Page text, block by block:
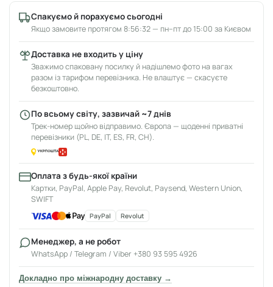
Спакуємо й порахуємо сьогодні
Якщо замовите протягом 8:56:32 — пн–пт до 15:00 за Києвом
Доставка не входить у ціну
Зважимо спаковану посилку й надішлемо фото на вагах
разом із тарифом перевізника. Не влаштує — скасуєте
безкоштовно.
По всьому світу, зазвичай ~7 днів
Трек-номер щойно відправимо. Європа — щоденні приватні
перевізники (PL, DE, IT, ES, FR, CH).
Оплата з будь-якої країни
Картки, PayPal, Apple Pay, Revolut, Paysend, Western Union,
SWIFT
PayPal Revolut
Менеджер, а не робот
WhatsApp / Telegram / Viber +380 93 595 4926
Докладно про міжнародну доставку →